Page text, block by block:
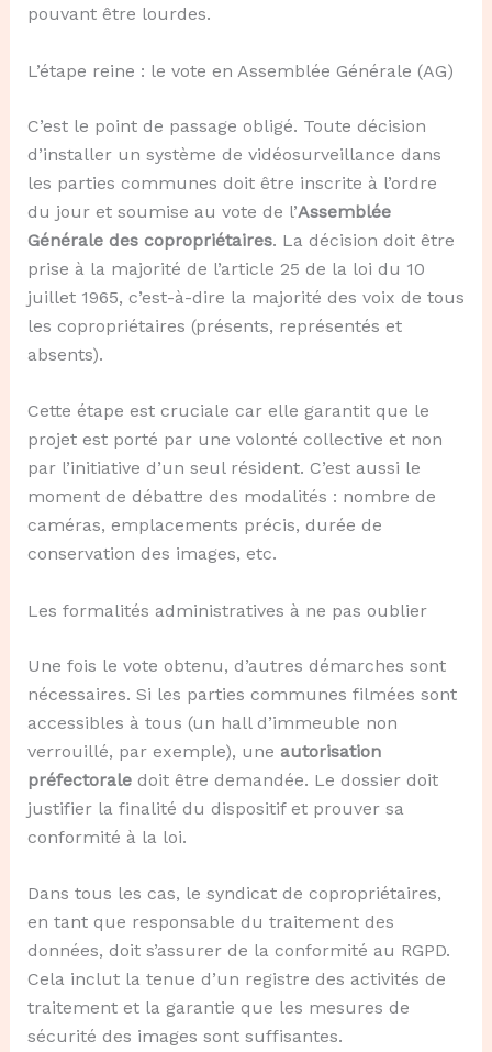
pouvant être lourdes.
L’étape reine : le vote en Assemblée Générale (AG)
C’est le point de passage obligé. Toute décision
d’installer un système de vidéosurveillance dans
les parties communes doit être inscrite à l’ordre
du jour et soumise au vote de l’Assemblée
Générale des copropriétaires. La décision doit être
prise à la majorité de l’article 25 de la loi du 10
juillet 1965, c’est-à-dire la majorité des voix de tous
les copropriétaires (présents, représentés et
absents).
Cette étape est cruciale car elle garantit que le
projet est porté par une volonté collective et non
par l’initiative d’un seul résident. C’est aussi le
moment de débattre des modalités : nombre de
caméras, emplacements précis, durée de
conservation des images, etc.
Les formalités administratives à ne pas oublier
Une fois le vote obtenu, d’autres démarches sont
nécessaires. Si les parties communes filmées sont
accessibles à tous (un hall d’immeuble non
verrouillé, par exemple), une autorisation
préfectoraledoit être demandée. Le dossier doit
justifier la finalité du dispositif et prouver sa
conformité à la loi.
Dans tous les cas, le syndicat de copropriétaires,
en tant que responsable du traitement des
données, doit s’assurer de la conformité au RGPD.
Cela inclut la tenue d’un registre des activités de
traitement et la garantie que les mesures de
sécurité des images sont suffisantes.